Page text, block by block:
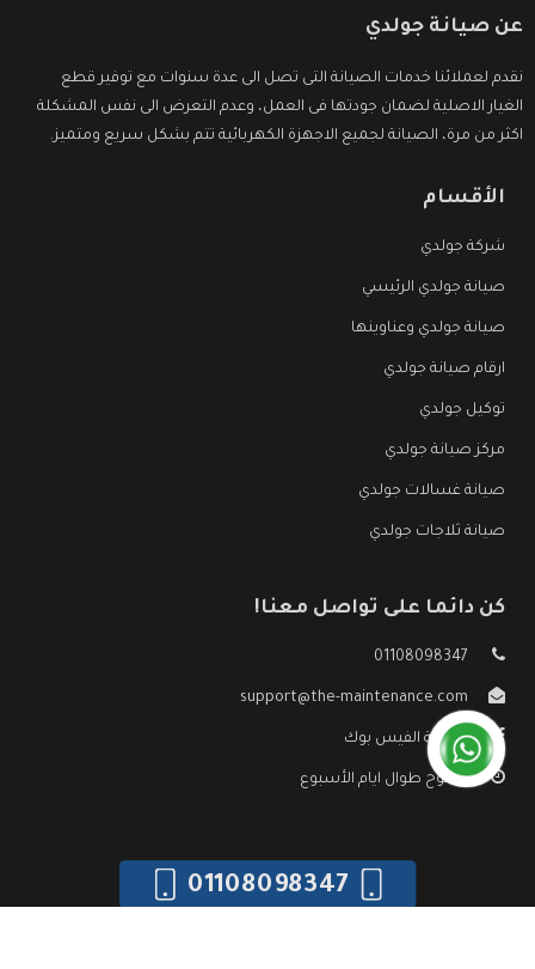
عن صيانة جولدي
نقدم لعملائنا خدمات الصيانة التى تصل الى عدة سنوات مع توفير قطع
الغيار الاصلية لضمان جودتها فى العمل، وعدم التعرض الى نفس المشكلة
اكثر من مرة، الصيانة لجميع الاجهزة الكهربائية تتم بشكل سريع ومتميز.
الأقسام
شركة جولدي
صيانة جولدي الرئيسي
صيانة جولدي وعناوينها
ارقام صيانة جولدي
توكيل جولدي
مركز صيانة جولدي
صيانة غسالات جولدي
صيانة ثلاجات جولدي
كن دائما على تواصل معنا!
01108098347
support@the-maintenance.com
صفحة الفيس بوك
مفتوح طوال ايام الأسبوع
01108098347